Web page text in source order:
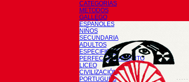
CATEGORÍAS
METODOS
GALLEGO
ESPAÑOLES
NIÑOS
SECUNDARIA
ADULTOS
ESPECIFICOS
PERFECCIONAMIENTO
LICEO
CIVILIZACIÓN
PORTUGUÉS